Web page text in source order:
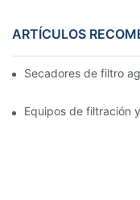
ARTÍCULOS
Secadores de filtro
Equipos de filtración